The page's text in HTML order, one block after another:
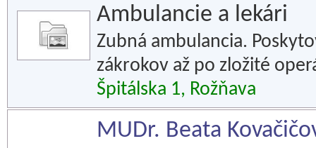
Ambulancie a lekári
Zubná ambulancia.
zákrokov až po zložité
Špitálska 1, Rožňava
MUDr. Beata